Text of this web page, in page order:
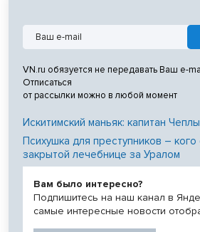
VN.ru обязуется не передавать Ваш e-
Отписаться
от рассылки можно в любой момент
Искитимский маньяк: капитан
Психушка для преступников –
закрытой лечебнице за Уралом
Вам было интересно?
Подпишитесь на наш канал в
самые интересные новости